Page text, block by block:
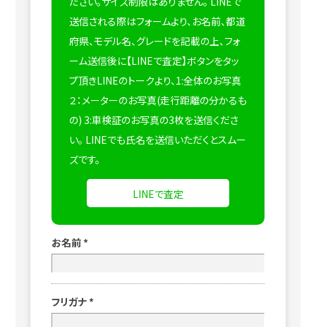
送信される際はフォームより、お名前、都道
府県、モデル名、グレードを記載の上、フォ
ーム送信後に【LINEで査定】ボタンをタッ
プ頂きLINEのトークより、1:全体のお写真
２：メーターのお写真(走行距離の分かるも
の) 3:車検証のお写真の3枚を送信くださ
い。 LINEでも氏名を送信いただくとスムー
ズです。
LINEで査定
お名前 *
フリガナ *